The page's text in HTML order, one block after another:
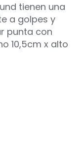
tienen una
a golpes y
punta con
10,5cm x alto